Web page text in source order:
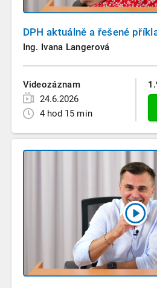
DPH aktuálně a řešené
Ing. Ivana Langerová
Videozáznam
24.6.2026
4 hod 15 min